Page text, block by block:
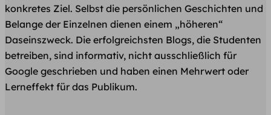
konkretes Ziel. Selbst die persönlichen Geschichten und
Belange der Einzelnen dienen einem „höheren“
Daseinszweck. Die erfolgreichsten Blogs, die Studenten
betreiben, sind informativ, nicht ausschließlich für
Google geschrieben und haben einen Mehrwert oder
Lerneffekt für das Publikum.